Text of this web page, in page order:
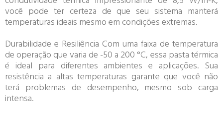
você pode ter certeza de que seu sistema manterá
temperaturas ideais mesmo em condições extremas.
Durabilidade e Resiliência Com uma faixa de temperatura
de operação que varia de -50 a 200 °C, essa pasta térmica
é ideal para diferentes ambientes e aplicações. Sua
resistência a altas temperaturas garante que você não
terá problemas de desempenho, mesmo sob carga
intensa.